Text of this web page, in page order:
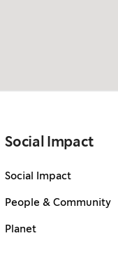
Social Impact
Social Impact
People & Community
Planet